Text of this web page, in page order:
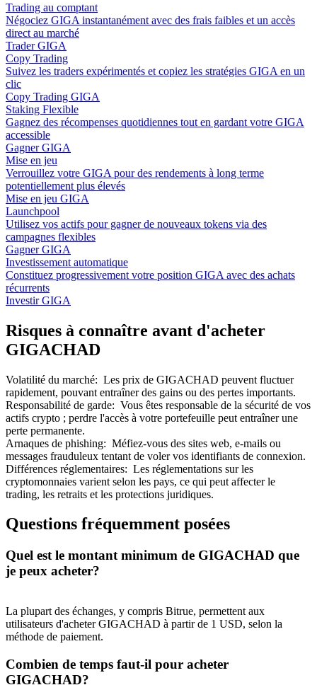
Trading au comptant
Négociez GIGA instantanément avec des frais faibles et un accès
direct au marché
Trader GIGA
Copy Trading
Suivez les traders expérimentés et copiez les stratégies GIGA en un
clic
Copy Trading GIGA
Staking Flexible
Gagnez des récompenses quotidiennes tout en gardant votre GIGA
accessible
Gagner GIGA
Mise en jeu
Verrouillez votre GIGA pour des rendements à long terme
potentiellement plus élevés
Mise en jeu GIGA
Launchpool
Utilisez vos actifs pour gagner de nouveaux tokens via des
campagnes flexibles
Gagner GIGA
Investissement automatique
Constituez progressivement votre position GIGA avec des achats
récurrents
Investir GIGA
Risques à connaître avant d'acheter
GIGACHAD
Volatilité du marché: Les prix de GIGACHAD peuvent fluctuer
rapidement, pouvant entraîner des gains ou des pertes importants.
Responsabilité de garde: Vous êtes responsable de la sécurité de vos
actifs crypto ; perdre l'accès à votre portefeuille peut entraîner une
perte permanente.
Arnaques de phishing: Méfiez-vous des sites web, e-mails ou
messages frauduleux tentant de voler vos identifiants de connexion.
Différences réglementaires: Les réglementations sur les
cryptomonnaies varient selon les pays, ce qui peut affecter le
trading, les retraits et les protections juridiques.
Questions fréquemment posées
Quel est le montant minimum de GIGACHAD que
je peux acheter?
La plupart des échanges, y compris Bitrue, permettent aux
utilisateurs d'acheter GIGACHAD à partir de 1 USD, selon la
méthode de paiement.
Combien de temps faut-il pour acheter
GIGACHAD?